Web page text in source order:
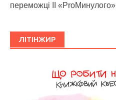
переможці ІІ «ProМинулого»
ЛІТІНЖИР